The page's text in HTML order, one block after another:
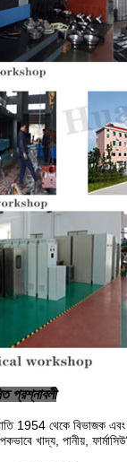
প্রশ্নাবলী
1954 থেকে বিভাজক
খাদ্য, পানীয়,